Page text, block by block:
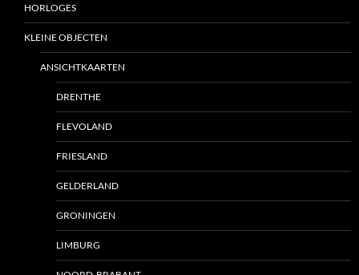
HORLOGES
KLEINE OBJECTEN
ANSICHTKAARTEN
DRENTHE
FLEVOLAND
FRIESLAND
GELDERLAND
GRONINGEN
LIMBURG